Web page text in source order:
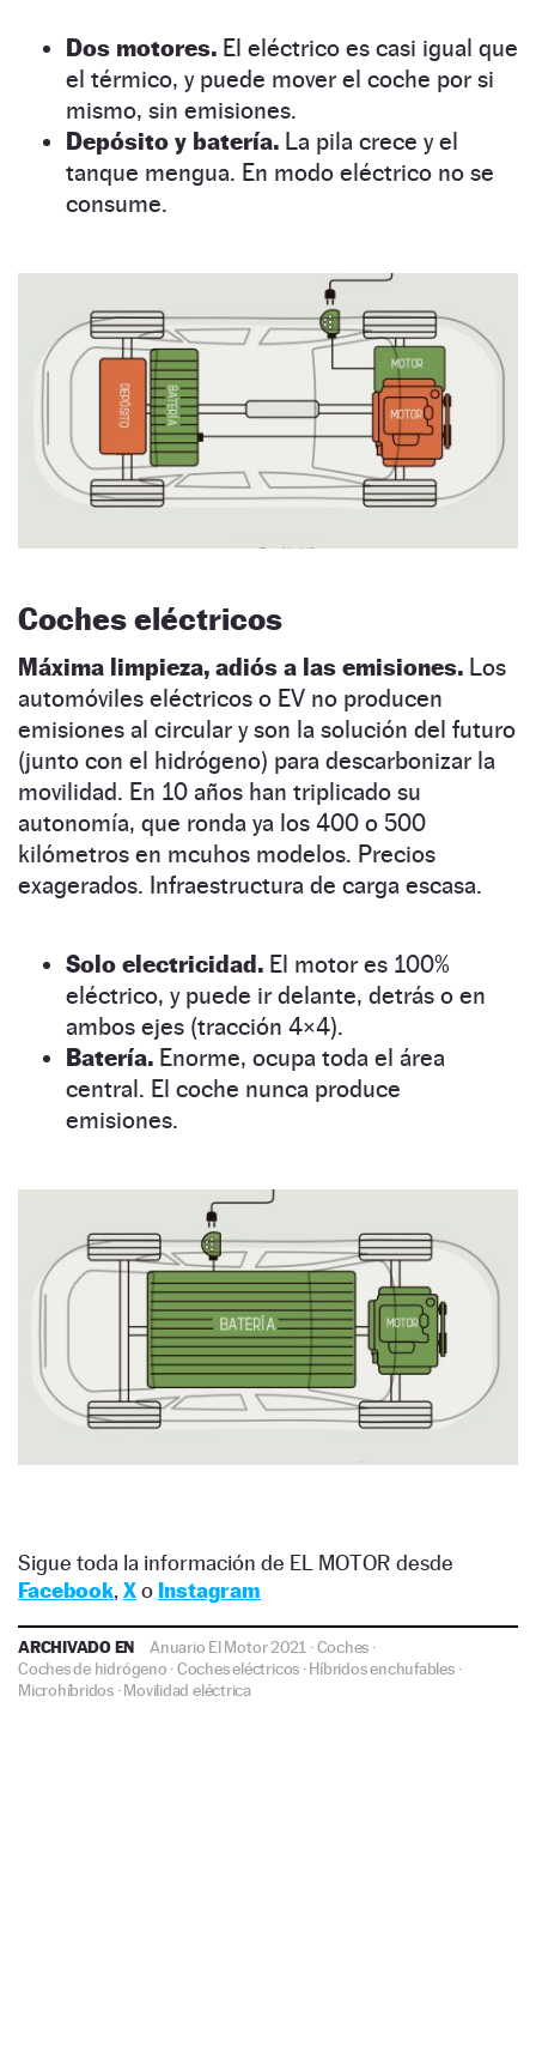
Dos motores. El eléctrico es casi igual que
el térmico, y puede mover el coche por si
mismo, sin emisiones.
Depósito y batería. La pila crece y el
tanque mengua. En modo eléctrico no se
consume.
Coches eléctricos
Máxima limpieza, adiós a las emisiones. Los
automóviles eléctricos o EV no producen
emisiones al circular y son la solución del futuro
(junto con el hidrógeno) para descarbonizar la
movilidad. En 10 años han triplicado su
autonomía, que ronda ya los 400 o 500
kilómetros en mcuhos modelos. Precios
exagerados. Infraestructura de carga escasa.
Solo electricidad. El motor es 100%
eléctrico, y puede ir delante, detrás o en
ambos ejes (tracción 4×4).
Batería. Enorme, ocupa toda el área
central. El coche nunca produce
emisiones.
Sigue toda la información de EL MOTOR desde
Facebook, Xo Instagram
ARCHIVADO EN Anuario El Motor 2021 ·Coches ·
Coches de hidrógeno ·Coches eléctricos ·Híbridos enchufables·
Microhíbridos ·Movilidad eléctrica